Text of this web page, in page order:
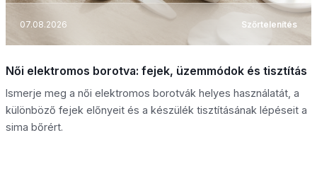
07.08.2026 Szőrtelenítés
Női elektromos borotva: fejek, üzemmódok és tisztítás
Ismerje meg a női elektromos borotvák helyes használatát, a
különböző fejek előnyeit és a készülék tisztításának lépéseit a
sima bőrért.